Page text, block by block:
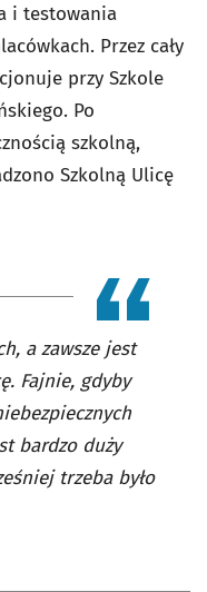
i testowania
Przez cały
przy Szkole
Po
szkolną,
Szkolną Ulicę
a zawsze jest
Fajnie, gdyby
bardzo duży
trzeba było